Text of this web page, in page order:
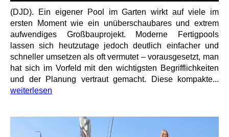
(DJD). Ein eigener Pool im Garten wirkt auf viele im
ersten Moment wie ein unüberschaubares und extrem
aufwendiges Großbauprojekt. Moderne Fertigpools
lassen sich heutzutage jedoch deutlich einfacher und
schneller umsetzen als oft vermutet – vorausgesetzt, man
hat sich im Vorfeld mit den wichtigsten Begrifflichkeiten
und der Planung vertraut gemacht. Diese kompakte...
weiterlesen